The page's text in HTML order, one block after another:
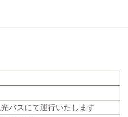
バスにて運行いたします